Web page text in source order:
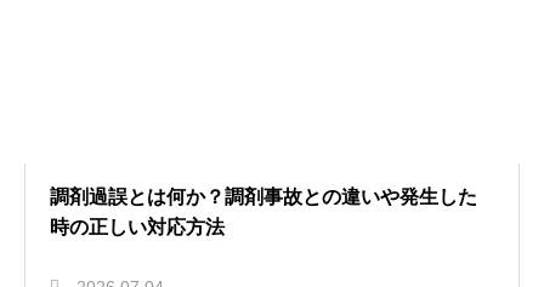
調剤過誤とは何か？調剤事故との違いや発生した
時の正しい対応方法